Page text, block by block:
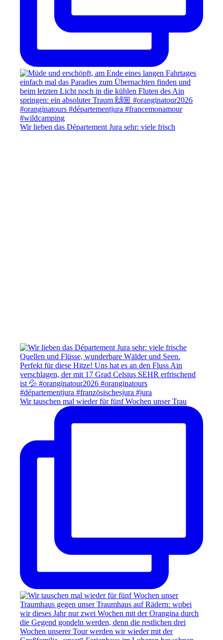
Wir lieben das Département Jura sehr: viele frisch
Wir tauschen mal wieder für fünf Wochen unser Trau